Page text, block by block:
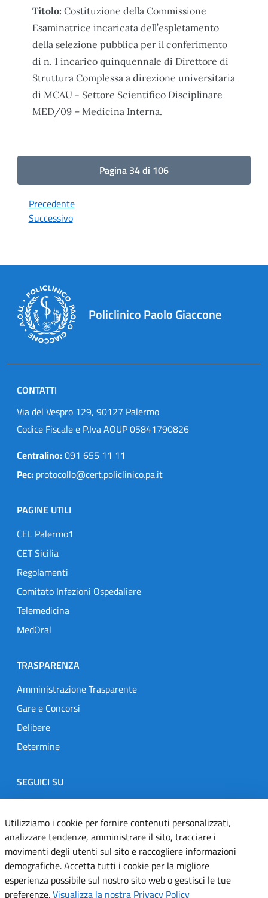
Titolo: Costituzione della Commissione
Esaminatrice incaricata dell’espletamento
della selezione pubblica per il conferimento
di n. 1 incarico quinquennale di Direttore di
Struttura Complessa a direzione universitaria
di MCAU - Settore Scientifico Disciplinare
MED/09 – Medicina Interna.
Pagina 34 di 106
Precedente
Successivo
Policlinico Paolo Giaccone
CONTATTI
Via del Vespro 129, 90127 Palermo
Codice Fiscale e P.Iva AOUP 05841790826
Centralino:091 655 11 11
Pec: protocollo@cert.policlinico.pa.it
PAGINE UTILI
CEL Palermo1
CET Sicilia
Regolamenti
Comitato Infezioni Ospedaliere
Telemedicina
MedOral
TRASPARENZA
Amministrazione Trasparente
Gare e Concorsi
Delibere
Determine
SEGUICI SU
Designers Italia
TwitterInstagramYoutubeLinkedin
Dichiarazione di accessibilità
Informativa cookie
Utilizziamo i cookie per fornire contenuti personalizzati,
analizzare tendenze, amministrare il sito, tracciare i
movimenti degli utenti sul sito e raccogliere informazioni
demografiche. Accetta tutti i cookie per la migliore
esperienza possibile sul nostro sito web o gestisci le tue
preferenze.Visualizza la nostra Privacy Policy